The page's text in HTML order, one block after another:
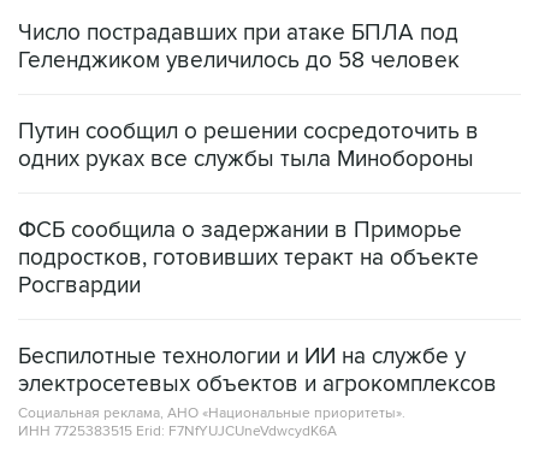
Число пострадавших при атаке БПЛА под
Геленджиком увеличилось до 58 человек
Путин сообщил о решении сосредоточить в
одних руках все службы тыла Минобороны
ФСБ сообщила о задержании в Приморье
подростков, готовивших теракт на объекте
Росгвардии
Беспилотные технологии и ИИ на службе у
электросетевых объектов и агрокомплексов
Социальная реклама, АНО «Национальные приоритеты».
ИНН 7725383515 Erid: F7NfYUJCUneVdwcydK6A